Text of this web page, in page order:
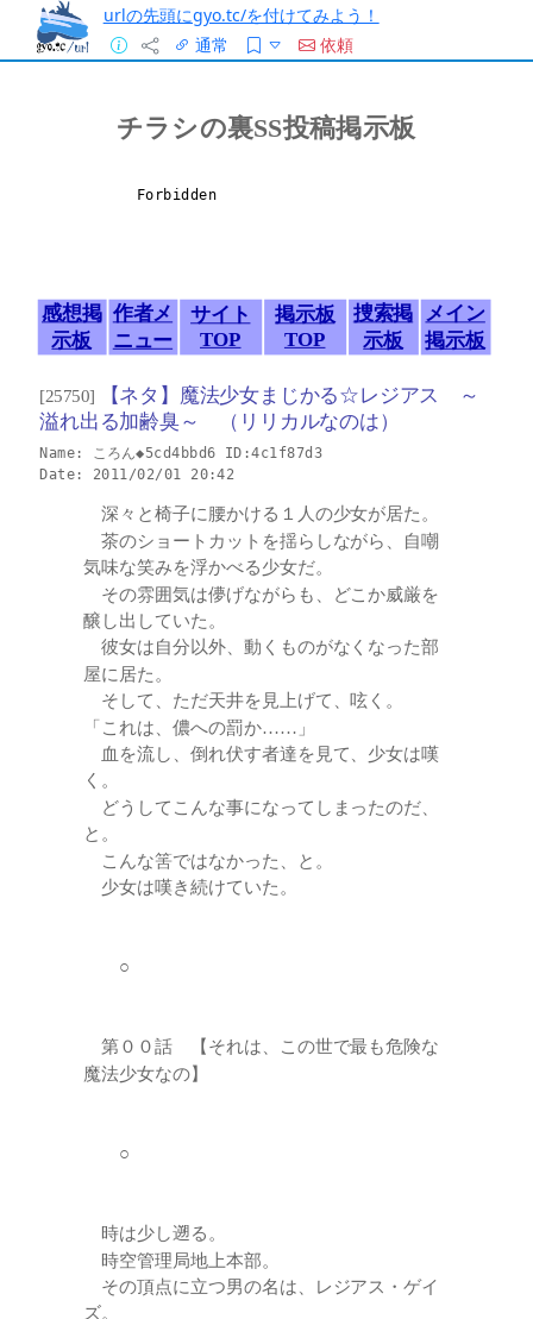
urlの先頭にgyo.tc/を付けてみよう！
通常
依頼